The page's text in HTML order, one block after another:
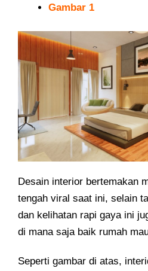
Gambar 1
Desain interior bertemakan
tengah viral saat ini, selain
dan kelihatan rapi gaya ini
di mana saja baik rumah
Seperti gambar di atas,